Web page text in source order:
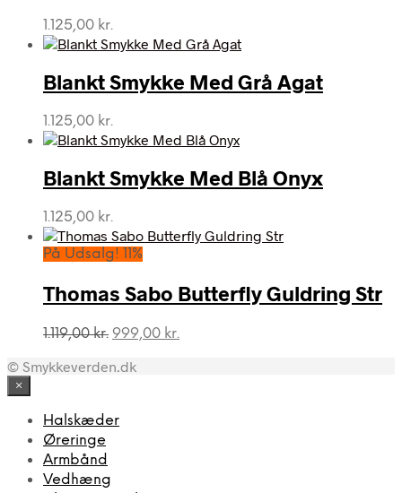
1.125,00 kr.
Blankt Smykke Med Grå Agat
1.125,00 kr.
Blankt Smykke Med Blå Onyx
1.125,00 kr.
På Udsalg! 11%
Thomas Sabo Butterfly Guldring Str
1.119,00kr. Den
pris
999,00 kr.
© Smykkeverden.dk
×
Halskæder
Øreringe
Armbånd
Vedhæng